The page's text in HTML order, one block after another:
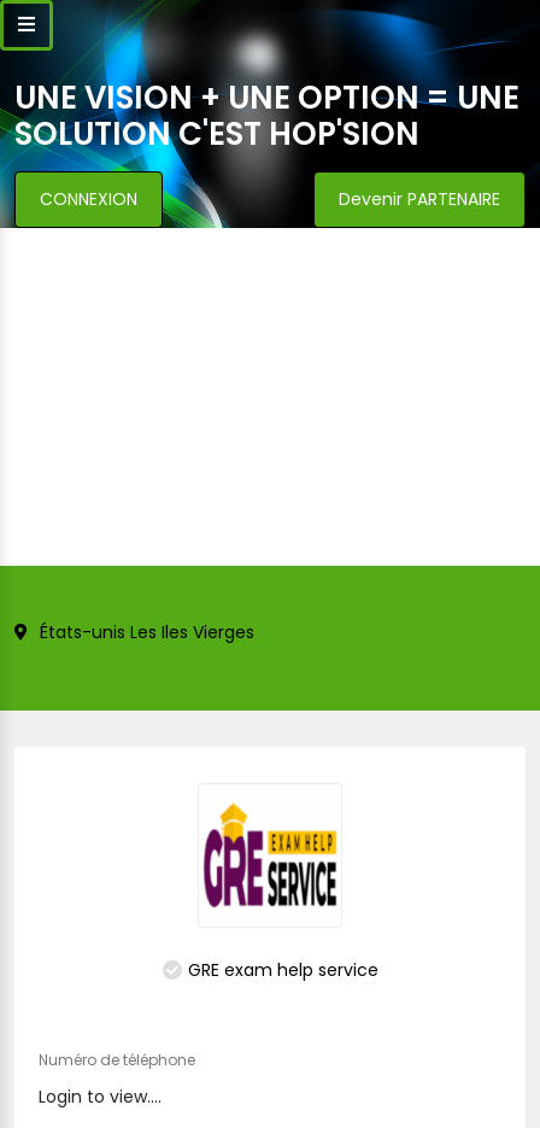
UNE VISION + UNE OPTION = UNE
SOLUTION C'EST HOP'SION
CONNEXION Devenir PARTENAIRE
États-unis Les Iles Vierges
GRE exam help service
Numéro de téléphone
Login to view....